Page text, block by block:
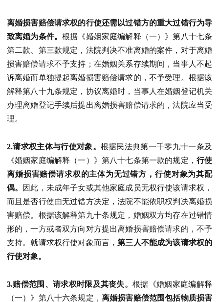
离婚损害赔偿请求权的行使还需以过错方的重大过错行为导
致离婚为条件。根据《婚姻家庭编解释（一）》第八十七条
第二款、第三款规定，法院判决不准离婚的案件，对于离婚
损害赔偿请求不予支持；在婚姻关系存续期间，当事人不起
诉离婚而单独提起离婚损害赔偿请求的，不予受理。根据该
解释第八十九条规定，协议离婚时，当事人在婚姻登记机关
办理离婚登记手续后提出离婚损害赔偿请求的，法院应当受
理。
2.请求权主体与行使对象。 根据民法典第一千零九十一条及
《婚姻家庭编解释（一）》第八十七条第一款的规定， 行使
离婚损害赔偿请求权的主体为无过错方，行使对象为其配
偶。 因此，未成年子女或其他家庭成员无权行使该请求权，
而且是否行使由无过错方决定，法院不能依职权判决离婚损
害赔偿。根据该解释第九十条规定，婚姻双方均存在过错情
形的，一方或者双方向对方提出离婚损害赔偿请求的，不予
支持。就请求权行使对象而言，第三人不能成为该请求权的
行使对象。
3.赔偿范围、请求权时限及其丧失。根据《婚姻家庭编解释
（一）》第八十六条规定， 离婚损害赔偿范围包括物质损害